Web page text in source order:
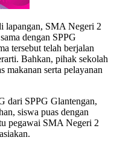
lapangan, SMA Negeri 2
dengan SPPG
tersebut telah berjalan
Bahkan, pihak sekolah
makanan serta pelayanan
dari SPPG Glantengan,
siswa puas dengan
pegawai SMA Negeri 2